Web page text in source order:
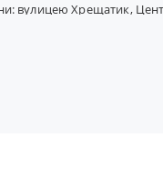
вулицею Хрещатик,